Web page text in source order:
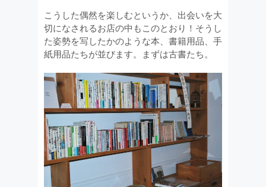
こうした偶然を楽しむというか、出会いを大
切になされるお店の中もこのとおり！そうし
た姿勢を写したかのような本、書籍用品、手
紙用品たちが並びます。まずは古書たち。